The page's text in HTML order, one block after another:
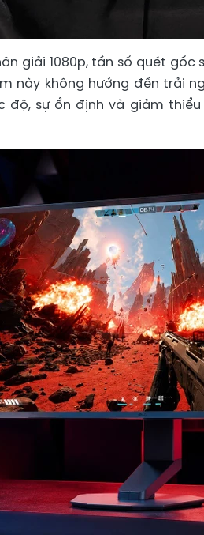
giải 1080p, tần số quét
này không hướng đến trải
độ, sự ổn định và giảm